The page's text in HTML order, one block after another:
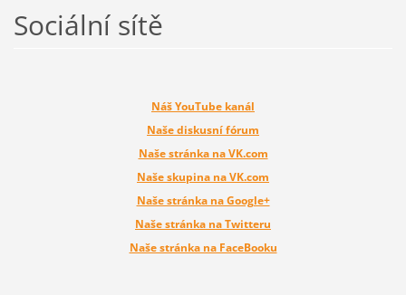
Sociální sítě
Náš YouTube kanál
Naše diskusní fórum
Naše stránka na VK.com
Naše skupina na VK.com
Naše stránka na Google+
Naše stránka na Twitteru
Naše stránka na FaceBooku